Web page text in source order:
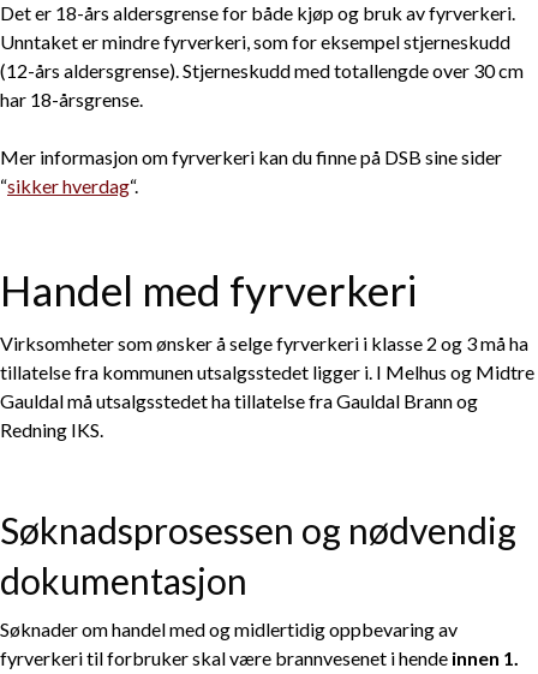
Det er 18-års aldersgrense for både kjøp og bruk av fyrverkeri.
Unntaket er mindre fyrverkeri, som for eksempel stjerneskudd
(12-års aldersgrense). Stjerneskudd med totallengde over 30 cm
har 18-årsgrense.
Mer informasjon om fyrverkeri kan du finne på DSB sine sider
“sikker hverdag“.
Handel med fyrverkeri
Virksomheter som ønsker å selge fyrverkeri i klasse 2 og 3 må ha
tillatelse fra kommunen utsalgsstedet ligger i. I Melhus og Midtre
Gauldal må utsalgsstedet ha tillatelse fra Gauldal Brann og
Redning IKS.
Søknadsprosessen og nødvendig
dokumentasjon
Søknader om handel med og midlertidig oppbevaring av
fyrverkeri til forbruker skal være brannvesenet i hende innen 1.